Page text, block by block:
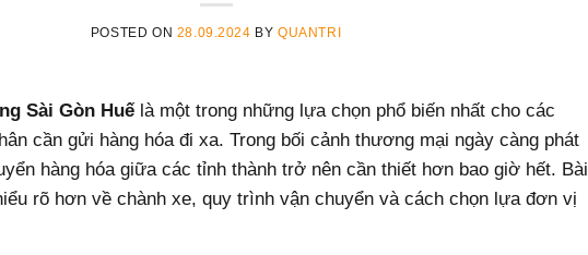
POSTED ON 28.09.2024 BYQUANTRI
Sài Gòn Huếlà một trong những lựa chọn phổ biến nhất cho các
cần gửi hàng hóa đi xa. Trong bối cảnh thương mại ngày càng phát
hàng hóa giữa các tỉnh thành trở nên cần thiết hơn bao giờ hết. Bài
rõ hơn về chành xe, quy trình vận chuyển và cách chọn lựa đơn vị